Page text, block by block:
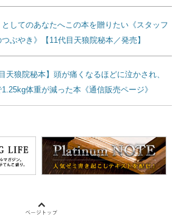
としてのあなたへこの本を贈りたい《スタッフ
ぶやき》【11代目天狼院秘本／発売】
目天狼院秘本】頭が痛くなるほどに泣かされ、
体重が減った本《通信販売ページ》